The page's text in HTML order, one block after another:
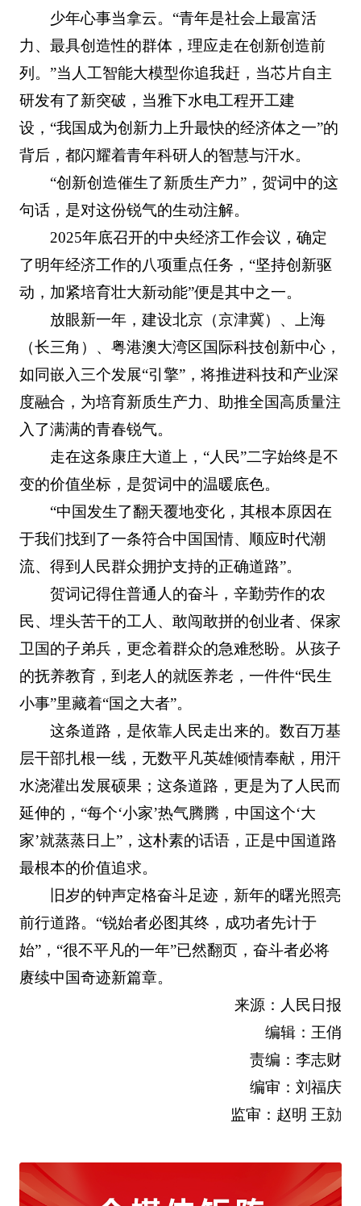
少年心事当拿云。“青年是社会上最富活
力、最具创造性的群体，理应走在创新创造前
列。”当人工智能大模型你追我赶，当芯片自主
研发有了新突破，当雅下水电工程开工建
设，“我国成为创新力上升最快的经济体之一”的
背后，都闪耀着青年科研人的智慧与汗水。
“创新创造催生了新质生产力”，贺词中的这
句话，是对这份锐气的生动注解。
2025年底召开的中央经济工作会议，确定
了明年经济工作的八项重点任务，“坚持创新驱
动，加紧培育壮大新动能”便是其中之一。
放眼新一年，建设北京（京津冀）、上海
（长三角）、粤港澳大湾区国际科技创新中心，
如同嵌入三个发展“引擎”，将推进科技和产业深
度融合，为培育新质生产力、助推全国高质量注
入了满满的青春锐气。
走在这条康庄大道上，“人民”二字始终是不
变的价值坐标，是贺词中的温暖底色。
“中国发生了翻天覆地变化，其根本原因在
于我们找到了一条符合中国国情、顺应时代潮
流、得到人民群众拥护支持的正确道路”。
贺词记得住普通人的奋斗，辛勤劳作的农
民、埋头苦干的工人、敢闯敢拼的创业者、保家
卫国的子弟兵，更念着群众的急难愁盼。从孩子
的抚养教育，到老人的就医养老，一件件“民生
小事”里藏着“国之大者”。
这条道路，是依靠人民走出来的。数百万基
层干部扎根一线，无数平凡英雄倾情奉献，用汗
水浇灌出发展硕果；这条道路，更是为了人民而
延伸的，“每个‘小家’热气腾腾，中国这个‘大
家’就蒸蒸日上”，这朴素的话语，正是中国道路
最根本的价值追求。
旧岁的钟声定格奋斗足迹，新年的曙光照亮
前行道路。“锐始者必图其终，成功者先计于
始”，“很不平凡的一年”已然翻页，奋斗者必将
赓续中国奇迹新篇章。
来源：人民日报
编辑：王俏
责编：李志财
编审：刘福庆
监审：赵明 王勍